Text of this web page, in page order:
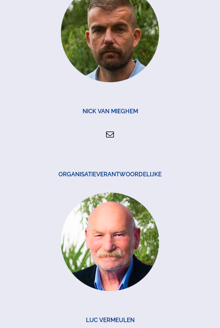
NICK VAN MIEGHEM
ORGANISATIEVERANTWOORDELIJKE
LUC VERMEULEN